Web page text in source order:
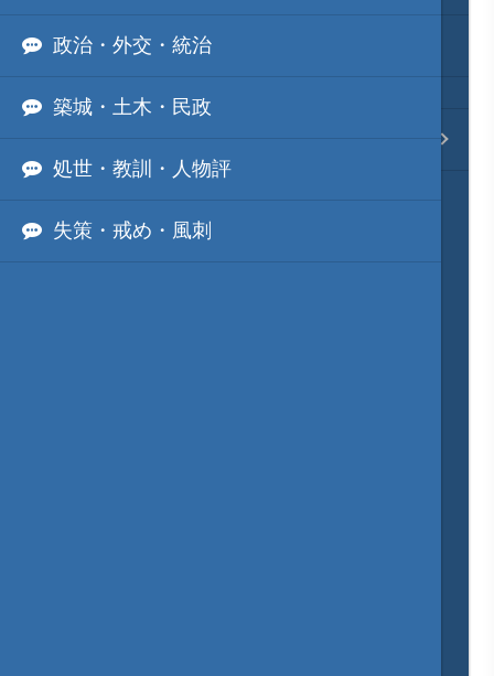
政治・外交・統治
築城・土木・民政
処世・教訓・人物評
失策・戒め・風刺
信長の野望ニュース